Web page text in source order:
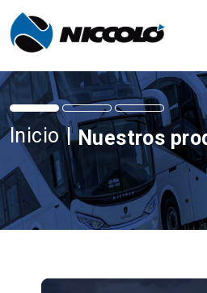
Inicio | Nuestros